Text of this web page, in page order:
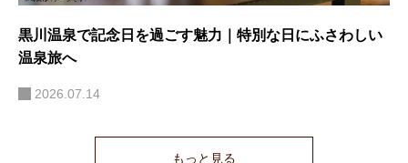
黒川温泉で記念日を過ごす魅力｜特別な日にふさわしい
温泉旅へ
2026.07.14
もっと見る